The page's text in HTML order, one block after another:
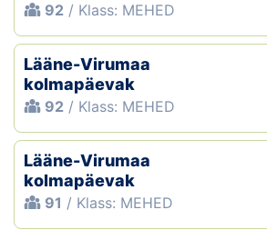
92 / Klass: MEHED
Lääne-Virumaa
kolmapäevak
92 / Klass: MEHED
Lääne-Virumaa
kolmapäevak
91 / Klass: MEHED